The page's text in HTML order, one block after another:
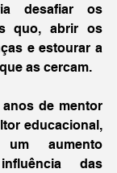
desafiar os
quo, abrir os
e estourar a
as cercam.
de mentor
educacional,
aumento
das